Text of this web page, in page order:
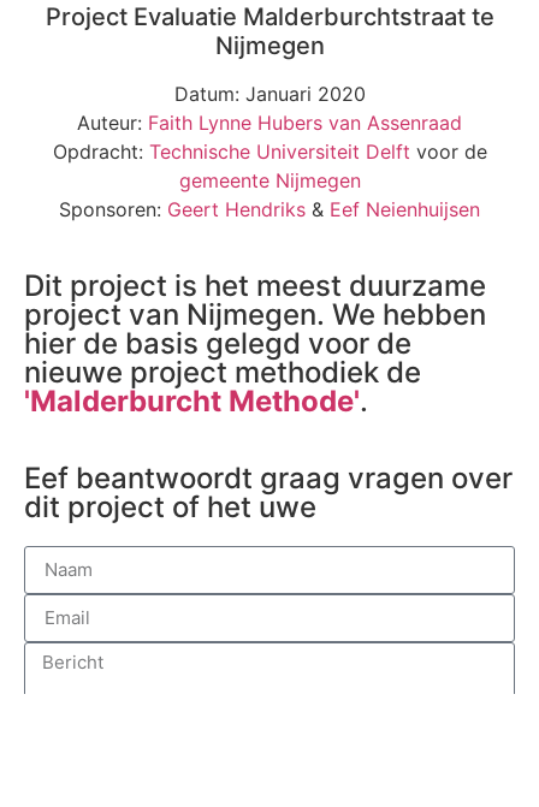
Project Evaluatie Malderburchtstraat te
Nijmegen
Datum: Januari 2020
Auteur: Faith Lynne Hubers van Assenraad
Opdracht: Technische Universiteit Delft voor de
gemeente Nijmegen
Sponsoren: Geert Hendriks & Eef Neienhuijsen
Dit project is het meest duurzame
project van Nijmegen. We hebben
hier de basis gelegd voor de
nieuwe project methodiek de
'Malderburcht Methode'.
Eef beantwoordt graag vragen over
dit project of het uwe​